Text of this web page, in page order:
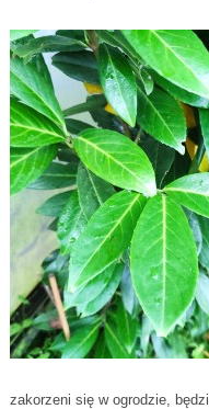
zakorzeni się w ogrodzie,